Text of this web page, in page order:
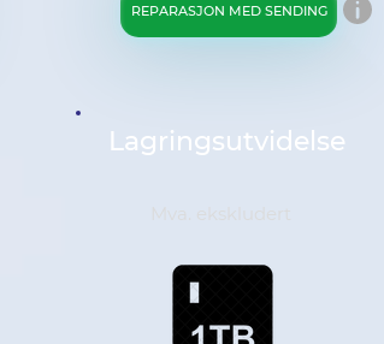
REPARASJON MED SENDING
Lagringsutvidelse